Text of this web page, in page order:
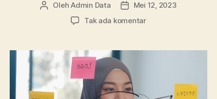
Penulis
OlehAdmin Data
Tanggal
artikel
Mei 12, 2023
Tak ada komentarpada
Design